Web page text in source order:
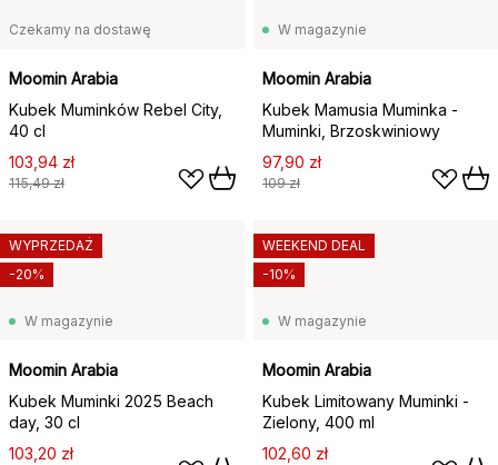
Czekamy na dostawę
Moomin Arabia
Kubek Muminków Rebel City,
40 cl
103,94 zł
115,49 zł
W magazynie
Moomin Arabia
Kubek Mamusia Muminka -
Muminki, Brzoskwiniowy
97,90 zł
109 zł
W magazynie
Moomin Arabia
Kubek Muminki 2025 Beach
day, 30 cl
103,20 zł
WYPRZEDAŻ
-20%
W magazynie
Moomin Arabia
Kubek Limitowany Muminki -
Zielony, 400 ml
102,60 zł
WEEKEND DEAL
-10%